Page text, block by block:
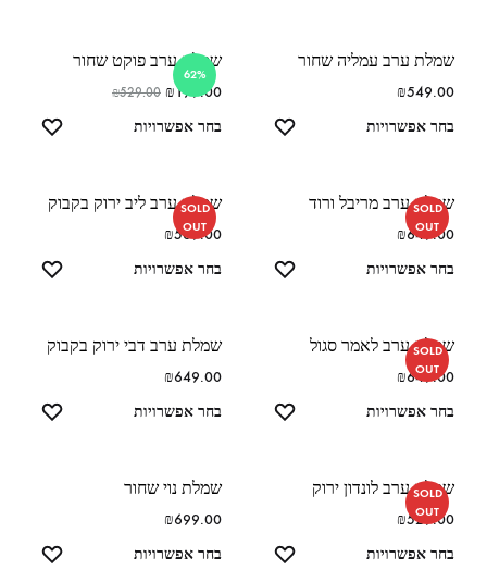
שמלת ערב עמליה שחור
₪549.00
בחר אפשרויות
62%
שמלת ערב פוקט שחור
₪199.00
₪529.00
בחר אפשרויות
SOLD
OUT
שמלת ערב מריבל ורוד
₪649.00
בחר אפשרויות
SOLD
OUT
שמלת ערב ליב ירוק בקבוק
₪569.00
בחר אפשרויות
SOLD
OUT
שמלת ערב לאמר סגול
₪649.00
בחר אפשרויות
שמלת ערב דבי ירוק בקבוק
₪649.00
בחר אפשרויות
SOLD
OUT
שמלת ערב לונדון ירוק
₪529.00
בחר אפשרויות
שמלת נוי שחור
₪699.00
בחר אפשרויות